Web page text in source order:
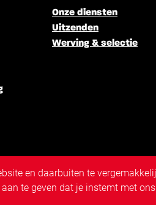
Onze diensten
Uitzenden
Werving & selectie
en daarbuiten te
te geven dat je instemt met ons